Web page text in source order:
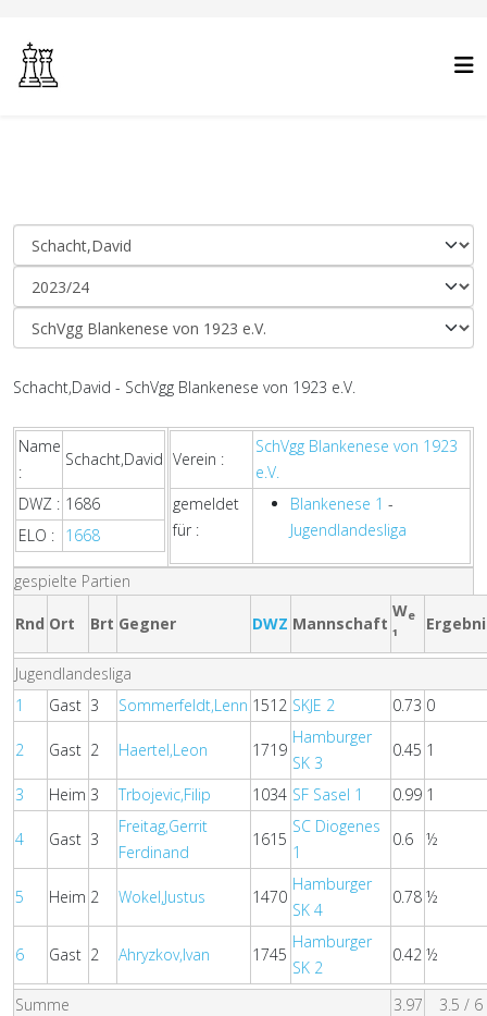
Schacht,David - SchVgg Blankenese von 1923 e.V.
Name
:
Schacht,David
DWZ : 1686
ELO : 1668
Verein :
SchVgg Blankenese von 1923
e.V.
gemeldet
für :
Blankenese 1 -
Jugendlandesliga
gespielte Partien
Rnd Ort Brt Gegner DWZ Mannschaft
We
¹
Jugendlandesliga
1
Gast 3 Sommerfeldt,Lenn 1512 SKJE 2 0.73 0
2 Gast 2 Haertel,Leon 1719
Hamburger
SK 3
0.45 1
3 Heim 3 Trbojevic,Filip 1034 SF Sasel 1 0.99 1
4 Gast 3
Freitag,Gerrit
Ferdinand
1615
SC Diogenes
1
0.6 ½
5 Heim 2 Wokel,Justus 1470
Hamburger
SK 4
0.78 ½
6 Gast 2 Ahryzkov,Ivan 1745
Hamburger
SK 2
0.42 ½
Summe 3.97
3.5 / 6